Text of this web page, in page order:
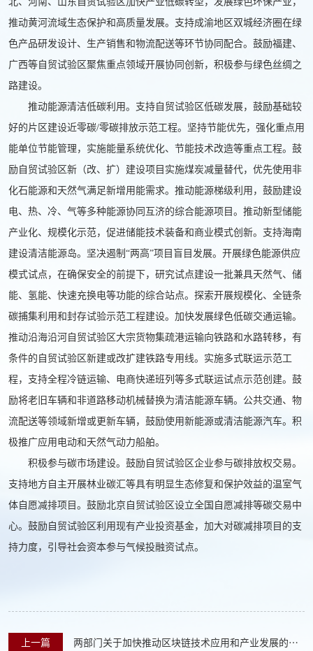
推动黄河流域生态保护和高质量发展。支持成渝地区双城经济圈在绿
色产品研发设计、生产销售和物流配送等环节协同配合。鼓励福建、
广西等自贸试验区聚焦重点领域开展协同创新，积极参与绿色丝绸之
路建设。
推动能源清洁低碳利用。支持自贸试验区低碳发展，鼓励基础较
好的片区建设近零碳/零碳排放示范工程。坚持节能优先，强化重点用
能单位节能管理，实施能量系统优化、节能技术改造等重点工程。鼓
励自贸试验区新（改、扩）建设项目实施煤炭减量替代，优先使用非
化石能源和天然气满足新增用能需求。推动能源梯级利用，鼓励建设
电、热、冷、气等多种能源协同互济的综合能源项目。推动新型储能
产业化、规模化示范，促进储能技术装备和商业模式创新。支持海南
建设清洁能源岛。坚决遏制“两高”项目盲目发展。开展绿色能源供应
模式试点，在确保安全的前提下，研究试点建设一批兼具天然气、储
能、氢能、快速充换电等功能的综合站点。探索开展规模化、全链条
碳捕集利用和封存试验示范工程建设。 加快发展绿色低碳交通运输。
推动沿海沿河自贸试验区大宗货物集疏港运输向铁路和水路转移，有
条件的自贸试验区新建或改扩建铁路专用线。实施多式联运示范工
程，支持全程冷链运输、电商快递班列等多式联运试点示范创建。鼓
励将老旧车辆和非道路移动机械替换为清洁能源车辆。公共交通、物
流配送等领域新增或更新车辆，鼓励使用新能源或清洁能源汽车。积
极推广应用电动和天然气动力船舶。
积极参与碳市场建设。鼓励自贸试验区企业参与碳排放权交易。
支持地方自主开展林业碳汇等具有明显生态修复和保护效益的温室气
体自愿减排项目。鼓励北京自贸试验区设立全国自愿减排等碳交易中
心。鼓励自贸试验区利用现有产业投资基金，加大对碳减排项目的支
持力度，引导社会资本参与气候投融资试点。
上一篇 两部门关于加快推动区块链技术应用和产业发展的指